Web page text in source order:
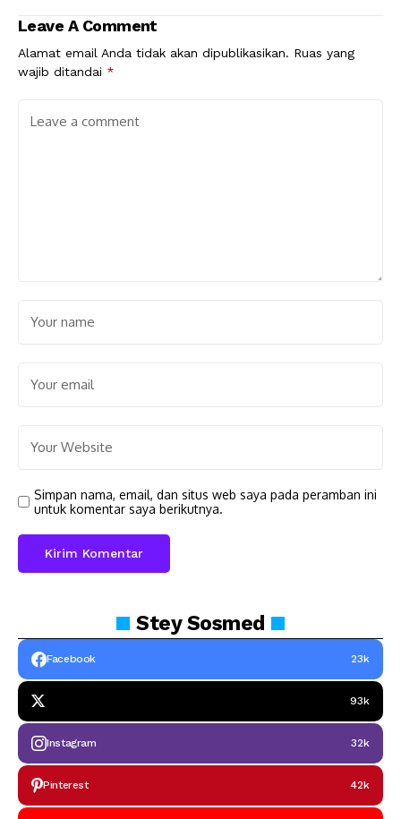
Leave A Comment
Alamat email Anda tidak akan dipublikasikan. Ruas yang
wajib ditandai *
Simpan nama, email, dan situs web saya pada peramban ini
untuk komentar saya berikutnya.
SteySosmed
Facebook 23k
93k
Instagram 32k
Pinterest 42k